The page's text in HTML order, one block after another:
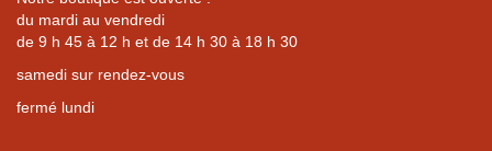
du mardi au vendredi
de 9 h 45 à 12 h et de 14 h 30 à 18 h 30
samedi sur rendez-vous
fermé lundi